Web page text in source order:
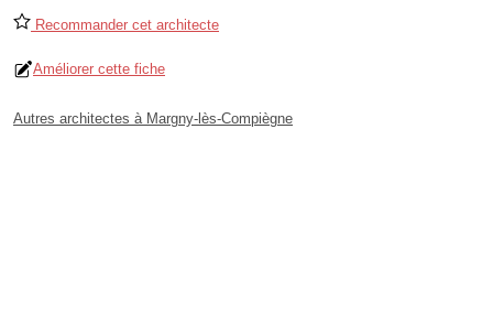
Recommander cet architecte
Améliorer cette fiche
Autres architectes à Margny-lès-Compiègne